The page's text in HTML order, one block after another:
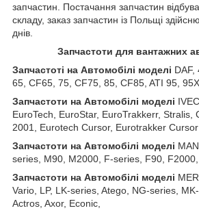
запчастин. Постачання запчастин
складу, заказ запчастин із Польщі
днів.
Запчастоти для вантажних
Запчастоті на Автомобілі моделі DAF,
65, CF65, 75, CF75, 85, CF85, ATI 95,
Запчастоти на Автомобілі моделі
EuroTech, EuroStar, EuroTrakkerr, Stralis,
2001, Eurotech Cursor, Eurotrakker
Запчастоти на Автомобілі моделі
series, M90, M2000, F-series, F90,
Запчастоти на Автомобілі моделі
Vario, LP, LK-series, Atego, NG-series,
Actros, Axor, Econic,